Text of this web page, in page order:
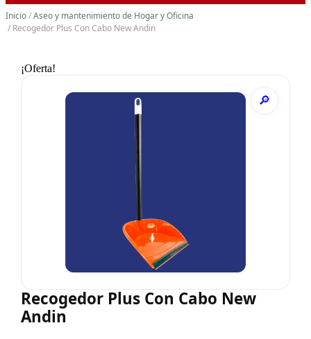
Inicio/Aseo y mantenimiento de Hogar y Oficina
/ Recogedor Plus Con Cabo New Andin
¡Oferta!
Recogedor Plus Con Cabo New
Andin